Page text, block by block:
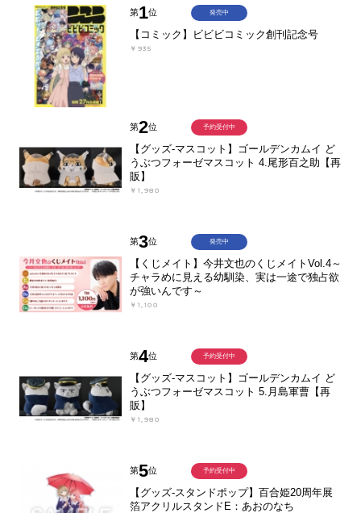
第1位
【コミック】ビビビコミック創刊記念号
￥935
発売中
第2位
【グッズ-マスコット】ゴールデンカムイ ど
うぶつフォーゼマスコット 4.尾形百之助【再
販】
￥1,980
予約受付中
第3位
【くじメイト】今井文也のくじメイトVol.4～
チャラめに見える幼馴染、実は一途で独占欲
が強いんです～
￥1,100
発売中
第4位
【グッズ-マスコット】ゴールデンカムイ ど
うぶつフォーゼマスコット 5.月島軍曹【再
販】
￥1,980
予約受付中
第5位
【グッズ-スタンドポップ】百合姫20周年展
箔アクリルスタンドE：あおのなち
予約受付中